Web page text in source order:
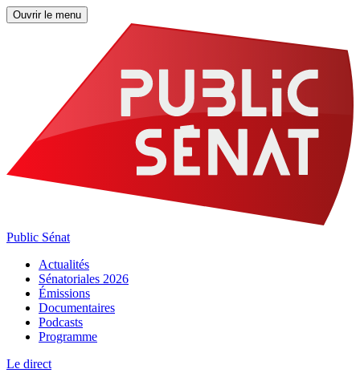
Ouvrir le menu
Public Sénat
Actualités
Sénatoriales 2026
Émissions
Documentaires
Podcasts
Programme
Le direct